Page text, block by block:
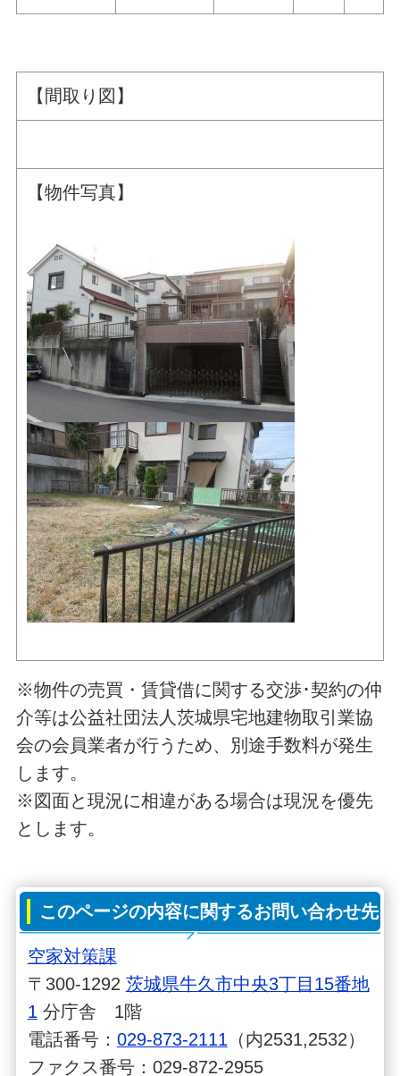
【間取り図】
【物件写真】
※物件の売買・賃貸借に関する交渉･契約の仲
介等は公益社団法人茨城県宅地建物取引業協
会の会員業者が行うため、別途手数料が発生
します。
※図面と現況に相違がある場合は現況を優先
とします。
このページの内容に関するお問い合わせ先
空家対策課
〒300-1292 茨城県牛久市中央3丁目15番地
1 分庁舎 1階
電話番号： 029-873-2111 （内2531,2532）
ファクス番号：029-872-2955